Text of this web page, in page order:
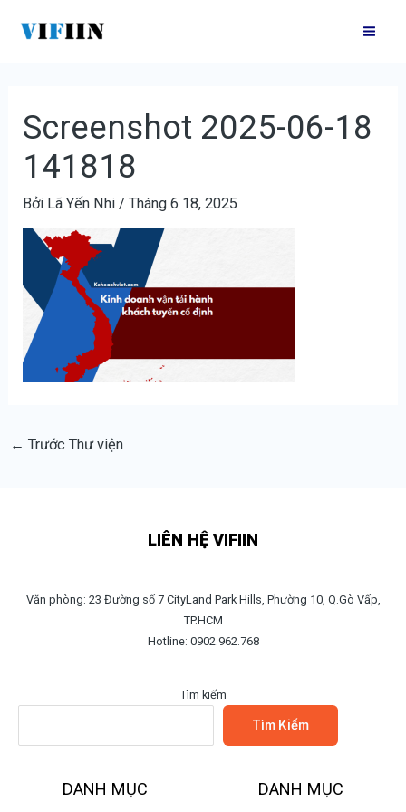
nội
Screenshot 2025-06-18
141818
Bởi Lã Yến Nhi /Tháng 6 18, 2025
hướng
bài
← Trước Thư viện
LIÊN HỆ VIFIIN
Văn phòng: 23 Đường số 7 CityLand Park Hills, Phường 10, Q.Gò Vấp,
TP.HCM
Hotline: 0902.962.768
Tìm kiếm
Tìm Kiếm
DANH MỤC DANH MỤC